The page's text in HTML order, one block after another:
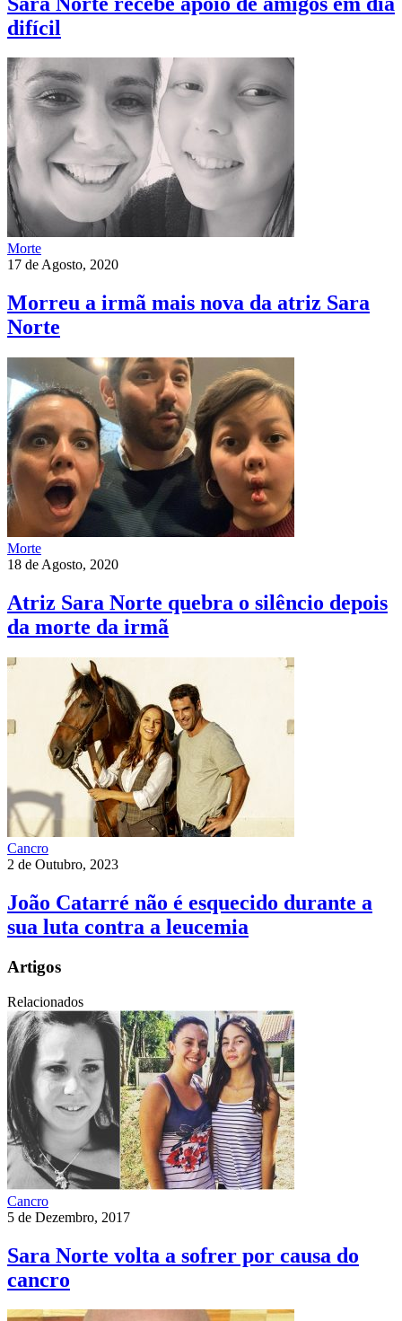
difícil
Morte
17 de Agosto, 2020
Morreu a irmã mais nova da atriz Sara
Norte
Morte
18 de Agosto, 2020
Atriz Sara Norte quebra o silêncio depois
da morte da irmã
Cancro
2 de Outubro, 2023
João Catarré não é esquecido durante a
sua luta contra a leucemia
Artigos
Relacionados
Cancro
5 de Dezembro, 2017
Sara Norte volta a sofrer por causa do
cancro